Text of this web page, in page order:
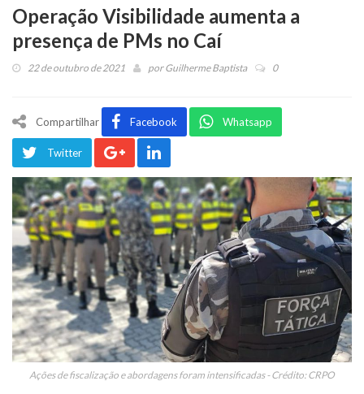
Operação Visibilidade aumenta a
presença de PMs no Caí
22 de outubro de 2021 porGuilherme Baptista 0
Compartilhar Facebook Whatsapp
Twitter
Ações de fiscalização e abordagens foram intensificadas - Crédito: CRPO